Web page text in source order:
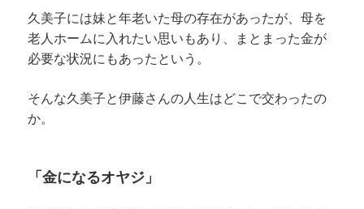
久美子には妹と年老いた母の存在があったが、母を
老人ホームに入れたい思いもあり、まとまった金が
必要な状況にもあったという。
そんな久美子と伊藤さんの人生はどこで交わったの
か。
「金になるオヤジ」